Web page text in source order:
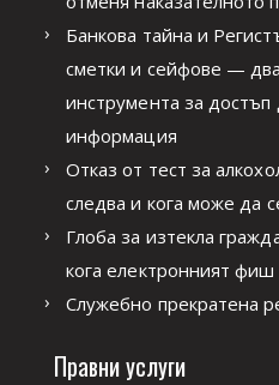
Банкова тайна и
сметки и сейфове —
инструмента за
информация
Отказ от тест за
следва и кога може да
Глоба за изтекла
кога електронният
Служебно прекратена
Правни услуги